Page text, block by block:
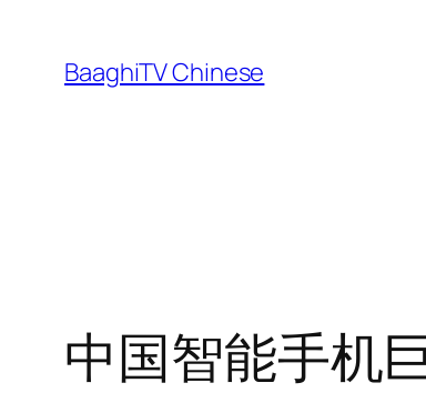
content
BaaghiTV Chinese
中国智能手机